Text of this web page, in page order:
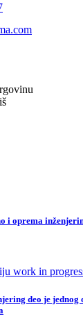
i oprema
deo je